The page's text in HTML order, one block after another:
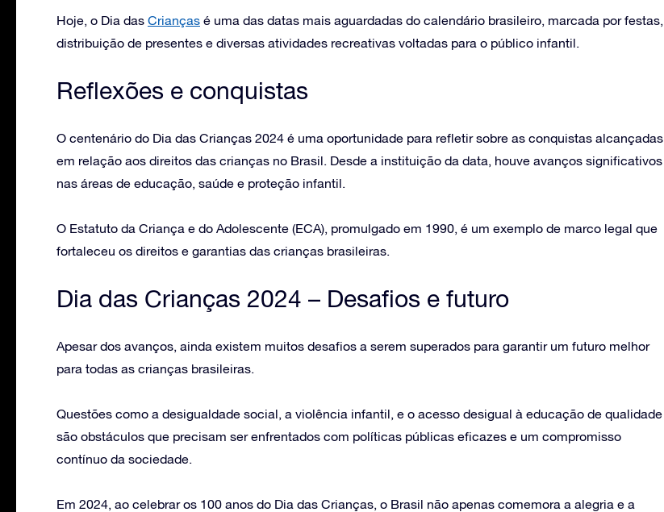
Hoje, o Dia das Crianças é uma das datas mais aguardadas do calendário brasileiro, marcada por festas,
distribuição de presentes e diversas atividades recreativas voltadas para o público infantil.
Reflexões e conquistas
O centenário do Dia das Crianças 2024 é uma oportunidade para refletir sobre as conquistas alcançadas
em relação aos direitos das crianças no Brasil. Desde a instituição da data, houve avanços significativos
nas áreas de educação, saúde e proteção infantil.
O Estatuto da Criança e do Adolescente (ECA), promulgado em 1990, é um exemplo de marco legal que
fortaleceu os direitos e garantias das crianças brasileiras.
Dia das Crianças 2024 – Desafios e futuro
Apesar dos avanços, ainda existem muitos desafios a serem superados para garantir um futuro melhor
para todas as crianças brasileiras.
Questões como a desigualdade social, a violência infantil, e o acesso desigual à educação de qualidade
são obstáculos que precisam ser enfrentados com políticas públicas eficazes e um compromisso
contínuo da sociedade.
Em 2024, ao celebrar os 100 anos do Dia das Crianças, o Brasil não apenas comemora a alegria e a